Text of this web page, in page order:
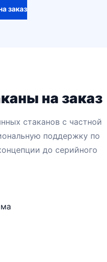
заказ
на заказ
стаканов с частной
поддержку по
до серийного